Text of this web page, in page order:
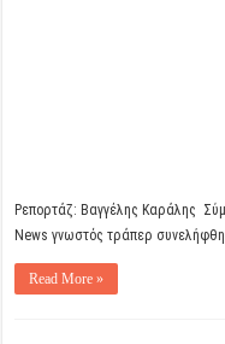
Ρεπορτάζ: Βαγγέλης Καράλης
News γνωστός τράπερ
Read More »